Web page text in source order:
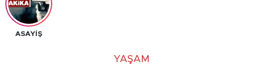
ASAYİŞ
YAŞAM
Son Dakika Haberleri